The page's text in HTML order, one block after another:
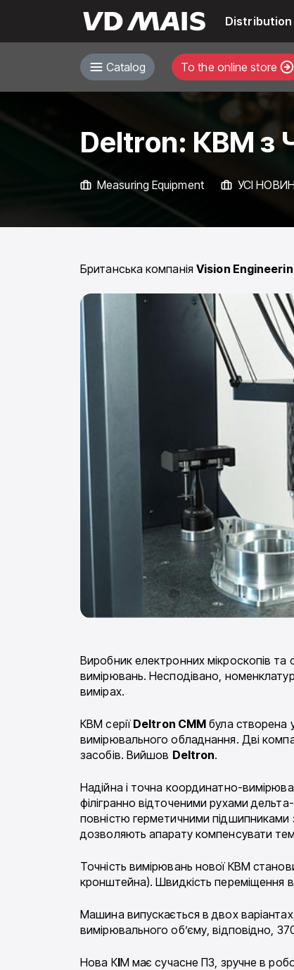
Distribution
Catalog To the online store
Deltron: КВМ з
Measuring Equipment УСІ
Британська компанія Vision
Виробник електронних мікроскопів
вимірювань. Несподівано,
вимірах.
КВМ серії Deltron CMM була створена
вимірювального обладнання. Дві
засобів. Вийшов Deltron.
Надійна і точна координатно-
філігранно відточеними рухами
повністю герметичними підшипниками
дозволяють апарату компенсувати
Точність вимірювань нової КВМ
кронштейна). Швидкість переміщення
Машина випускається в двох
вимірювального об’єму, відповідно,
Нова КІМ має сучасне ПЗ, зручне в